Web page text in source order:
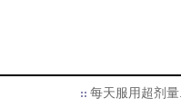
每天服用超剂